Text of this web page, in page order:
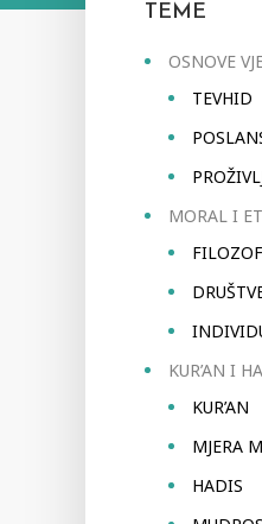
TEME
OSNOVE
TEVHID
MORAL I
KUR’AN I
KUR’AN
MJERA
HADIS